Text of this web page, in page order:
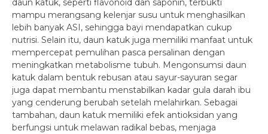
daun katuk, seperti flavonoid dan saponin, terbukti
mampu merangsang kelenjar susu untuk menghasilkan
lebih banyak ASI, sehingga bayi mendapatkan cukup
nutrisi. Selain itu, daun katuk juga memiliki manfaat untuk
mempercepat pemulihan pasca persalinan dengan
meningkatkan metabolisme tubuh. Mengonsumsi daun
katuk dalam bentuk rebusan atau sayur-sayuran segar
juga dapat membantu menstabilkan kadar gula darah ibu
yang cenderung berubah setelah melahirkan. Sebagai
tambahan, daun katuk memiliki efek antioksidan yang
berfungsi untuk melawan radikal bebas, menjaga